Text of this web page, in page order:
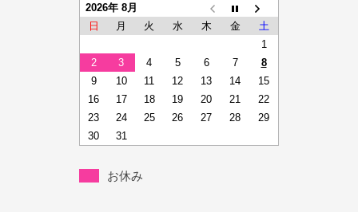
2026年 8月
日
月 火 水 木 金
土
1
2
3 4 5 6 7
8
9
10 11 12 13 14
15
16
17 18 19 20 21
22
23
24 25 26 27 28
29
30
31
お休み